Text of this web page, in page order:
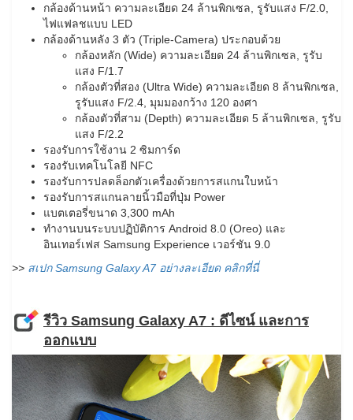
กล้องด้านหน้า ความละเอียด 24 ล้านพิกเซล, รูรับแสง F/2.0,
ไฟแฟลชแบบ LED
กล้องด้านหลัง 3 ตัว (Triple-Camera) ประกอบด้วย
กล้องหลัก (Wide) ความละเอียด 24 ล้านพิกเซล, รูรับ
แสง F/1.7
กล้องตัวที่สอง (Ultra Wide) ความละเอียด 8 ล้านพิกเซล,
รูรับแสง F/2.4, มุมมองกว้าง 120 องศา
กล้องตัวที่สาม (Depth) ความละเอียด 5 ล้านพิกเซล, รูรับ
แสง F/2.2
รองรับการใช้งาน 2 ซิมการ์ด
รองรับเทคโนโลยี NFC
รองรับการปลดล็อกตัวเครื่องด้วยการสแกนใบหน้า
รองรับการสแกนลายนิ้วมือที่ปุ่ม Power
แบตเตอรี่ขนาด 3,300 mAh
ทำงานบนระบบปฏิบัติการ Android 8.0 (Oreo) และ
อินเทอร์เฟส Samsung Experience เวอร์ชัน 9.0
>> สเปก Samsung Galaxy A7 อย่างละเอียด คลิกที่นี่
รีวิว Samsung Galaxy A7 : ดีไซน์ และการ
ออกแบบ